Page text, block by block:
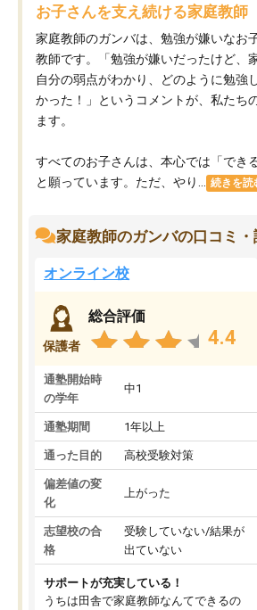
お子さんを支え続ける家庭教師
家庭教師のガンバは、勉強が嫌いなお
教師です。「勉強が嫌いだったけど、
自分の弱点がわかり、どのように勉強
かった！」というコメントが、私たち
ます。
すべてのお子さんは、本心では「でき
と願っています。ただ、やり...
続きを読
家庭教師のガンバの口コミ・
オンライン校
保護者
総合評価
4.4
通塾開始時
の学年
中1
通塾期間 1年以上
通った目的 高校受験対策
偏差値の変
化
上がった
志望校の合
格
受験していない/結果が
出ていない
サポートが充実している！
うちは田舎で家庭教師なんてできるの